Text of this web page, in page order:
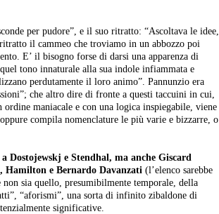
per pudore”, e il suo ritratto: “Ascoltava le idee,
il cammeo che troviamo in un abbozzo poi
E’ il bisogno forse di darsi una apparenza di
tono innaturale alla sua indole infiammata e
perdutamente il loro animo”. Pannunzio era
che altro dire di fronte a questi taccuini in cui,
maniacale e con una logica inspiegabile, viene
compila nomenclature le più varie e bizzarre, o
Dostojewskj e Stendhal, ma anche Giscard
Hamilton e Bernardo Davanzati (l’elenco sarebbe
non sia quello, presumibilmente temporale, della
“aforismi”, una sorta di infinito zibaldone di
significative.